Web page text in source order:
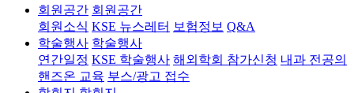
회원공간 회원공간
회원소식 KSE 뉴스레터 보험정보 Q&A
학술행사 학술행사
연간일정 KSE 학술행사 해외학회 참가신청 내과 전공의
핸즈온 교육 부스/광고 접수